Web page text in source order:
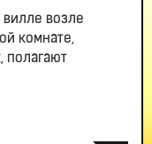
возле
комнате,
полагают